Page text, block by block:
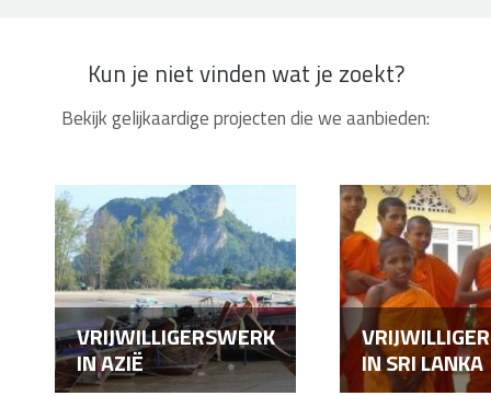
Kun je niet vinden wat je zoekt?
Bekijk gelijkaardige projecten die we aanbieden:
VRIJWILLIGERSWERK
IN AZIË IN SRI LANKA